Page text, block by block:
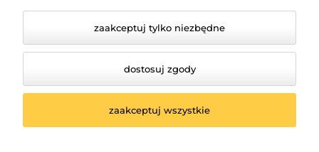
© 2026 poludniowelutnictwo.pl. Wszelkie prawa
zaakceptuj tylko niezbędne
dostosuj zgody
zaakceptuj wszystkie